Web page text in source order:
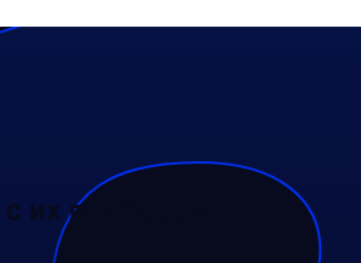
их подбором.